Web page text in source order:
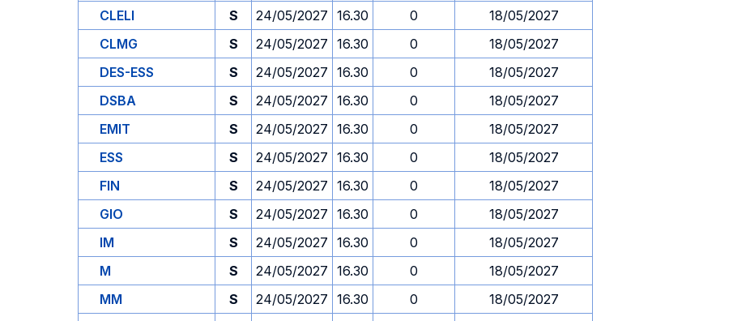
CLELI
S 24/05/2027 16.30 0
18/05/2027
CLMG
S 24/05/2027 16.30 0
18/05/2027
DES-ESS
S 24/05/2027 16.30 0
18/05/2027
DSBA
S 24/05/2027 16.30 0
18/05/2027
EMIT
S 24/05/2027 16.30 0
18/05/2027
ESS
S 24/05/2027 16.30 0
18/05/2027
FIN
S 24/05/2027 16.30 0
18/05/2027
GIO
S 24/05/2027 16.30 0
18/05/2027
IM
S 24/05/2027 16.30 0
18/05/2027
M
S 24/05/2027 16.30 0
18/05/2027
MM
S 24/05/2027 16.30 0
18/05/2027